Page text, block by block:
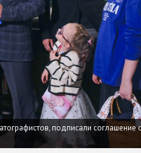
подписали соглашение